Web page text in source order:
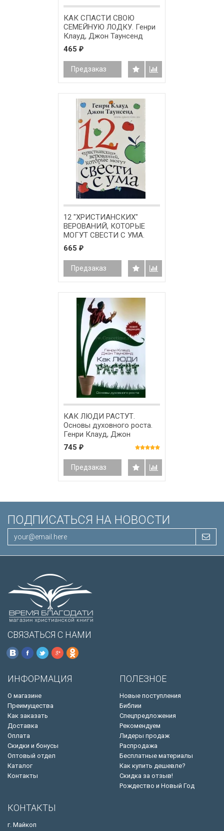
КАК СПАСТИ СВОЮ
СЕМЕЙНУЮ ЛОДКУ. Генри
Клауд, Джон Таунсенд
465 ₽
Предзаказ
12 "ХРИСТИАНСКИХ"
ВЕРОВАНИЙ, КОТОРЫЕ
МОГУТ СВЕСТИ С УМА.
Генри Клауд
665 ₽
Предзаказ
КАК ЛЮДИ РАСТУТ.
Основы духовного роста.
Генри Клауд, Джон
Таунсенд
745 ₽
Предзаказ
ПОДПИСАТЬСЯ НА НОВОСТИ
СВЯЗАТЬСЯ С НАМИ
ИНФОРМАЦИЯ
О магазине
Преимущества
Как заказать
Доставка
Оплата
Скидки и бонусы
Оптовый отдел
Каталог
Контакты
ПОЛЕЗНОЕ
Новые поступления
Библии
Спецпредложения
Рекомендуем
Лидеры продаж
Распродажа
Бесплатные материалы
Как купить дешевле?
Скидка за отзыв!
Рождество и Новый Год
КОНТАКТЫ
г. Майкоп